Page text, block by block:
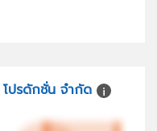
ปรดักชั่น จำกัด